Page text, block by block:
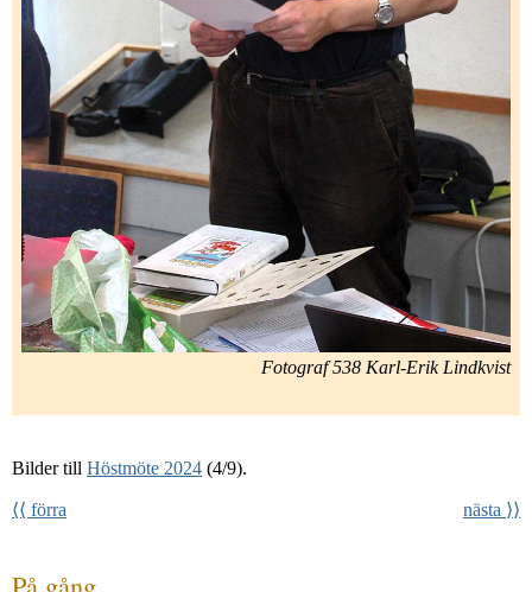
Fotograf 538 Karl-Erik Lindkvist
Bilder till Höstmöte 2024 (4/9).
⟨⟨ förra nästa ⟩⟩
På gång